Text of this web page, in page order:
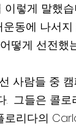
이렇게 말했
동에 나서
떻게 선전했
사람들 중
.  그들은 콜
리다의